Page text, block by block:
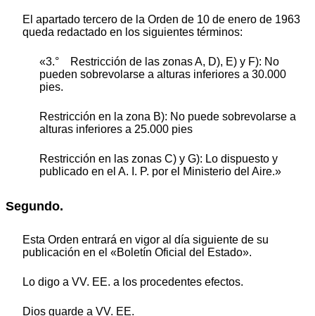
El apartado tercero de la Orden de 10 de enero de 1963
queda redactado en los siguientes términos:
«3.° Restricción de las zonas A, D), E) y F): No
pueden sobrevolarse a alturas inferiores a 30.000
pies.
Restricción en la zona B): No puede sobrevolarse a
alturas inferiores a 25.000 pies
Restricción en las zonas C) y G): Lo dispuesto y
publicado en el A. I. P. por el Ministerio del Aire.»
Segundo.
Esta Orden entrará en vigor al día siguiente de su
publicación en el «Boletín Oficial del Estado».
Lo digo a VV. EE. a los procedentes efectos.
Dios guarde a VV. EE.